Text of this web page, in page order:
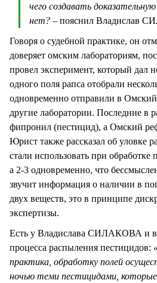
чего создавать доказательную
нет? – пояснил Владислав
Говоря о судебной практике, он
доверяет омским лабораториям,
провел эксперимент, который дал
одного поля рапса отобрали
одновременно отправили в
другие лаборатории. Последние в
фипронил (пестицид), а Омский
Юрист также рассказал об уловке
стали использовать при
а 2-3 одновременно, что
звучит информация о наличии в
двух веществ, это в принципе
экспертизы.
Есть у Владислава СИЛАКОВА и
процесса распыления пестицидов:
практика, обработку полей
ночью теми пестицидами, которые